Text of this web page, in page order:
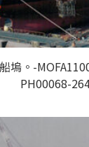
塢。-
PH00068-